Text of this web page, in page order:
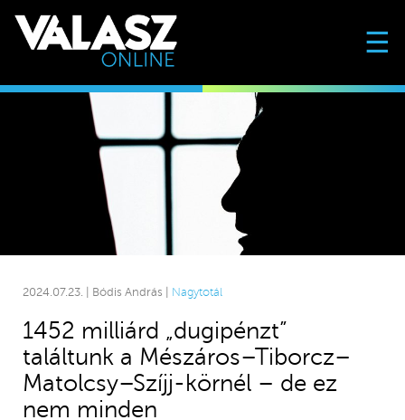
☰
2024.07.23. | Bódis András | Nagytotál
1452 milliárd „dugipénzt”
találtunk a Mészáros–Tiborcz–
Matolcsy–Szíjj-körnél – de ez
nem minden